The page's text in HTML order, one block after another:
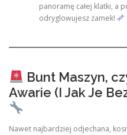
panoramę całej klatki, a
odryglowujesz zamek!
Bunt Maszyn,
Awarie (I Jak Je
Nawet najbardziej odjechana,